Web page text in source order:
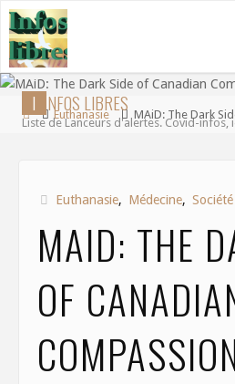
Aller
au
contenu
I NFOS L IBRES
Liste de Lanceurs d'alertes. Covid-infos,
AccueilEuthanasie MAiD: The Dark
Euthanasie, Médecine, Société
MAID: THE
OF